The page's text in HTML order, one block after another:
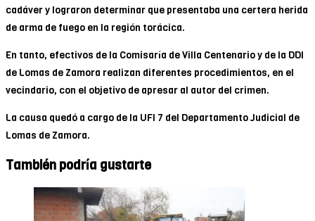
cadáver y lograron determinar que presentaba una certera herida
de arma de fuego en la región torácica.
En tanto, efectivos de la Comisaría de Villa Centenario y de la DDI
de Lomas de Zamora realizan diferentes procedimientos, en el
vecindario, con el objetivo de apresar al autor del crimen.
La causa quedó a cargo de la UFI 7 del Departamento Judicial de
Lomas de Zamora.
También podría gustarte